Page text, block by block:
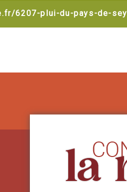
6207-plui-du-pays-de-